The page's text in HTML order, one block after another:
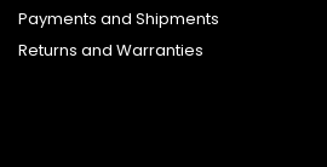
Payments and Shipments
Returns and Warranties